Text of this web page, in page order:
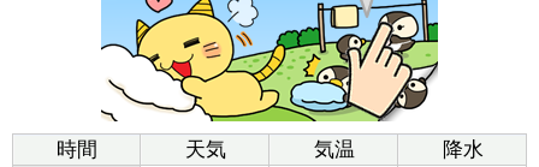
時間 天気 気温
降水